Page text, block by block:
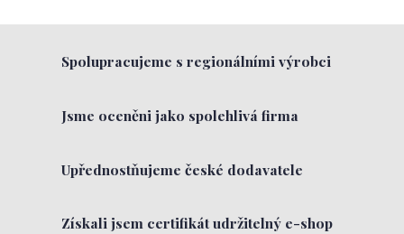
Spolupracujeme s regionálními výrobci
Jsme oceněni jako spolehlivá firma
Upřednostňujeme české dodavatele
Získali jsem certifikát udržitelný e-shop